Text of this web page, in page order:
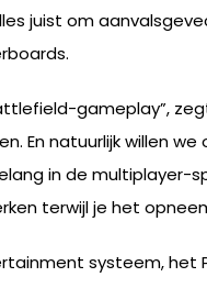
juist om
gameplay”,
En natuurlijk willen
in de multiplayer-
terwijl je het
systeem,